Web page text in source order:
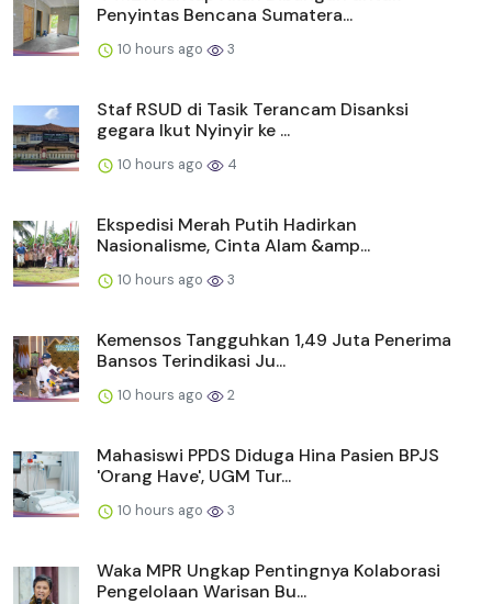
Penyintas Bencana Sumatera...
10 hours ago 3
Staf RSUD di Tasik Terancam Disanksi
gegara Ikut Nyinyir ke ...
10 hours ago 4
Ekspedisi Merah Putih Hadirkan
Nasionalisme, Cinta Alam &amp...
10 hours ago 3
Kemensos Tangguhkan 1,49 Juta Penerima
Bansos Terindikasi Ju...
10 hours ago 2
Mahasiswi PPDS Diduga Hina Pasien BPJS
'Orang Have', UGM Tur...
10 hours ago 3
Waka MPR Ungkap Pentingnya Kolaborasi
Pengelolaan Warisan Bu...